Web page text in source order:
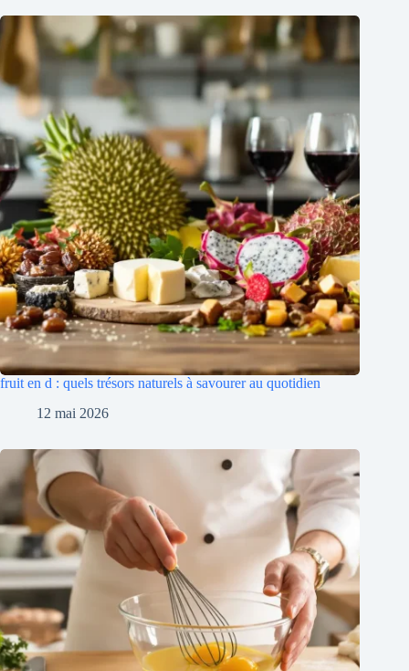
fruit en d : quels trésors naturels à savourer au quotidien
12 mai 2026